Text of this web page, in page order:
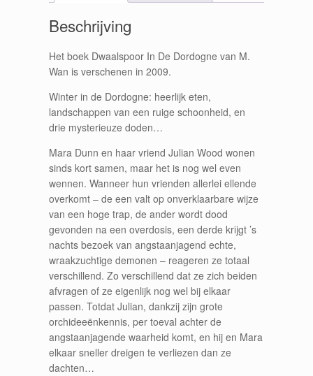
Beschrijving
Het boek Dwaalspoor In De Dordogne van M.
Wan is verschenen in 2009.
Winter in de Dordogne: heerlijk eten,
landschappen van een ruige schoonheid, en
drie mysterieuze doden…
Mara Dunn en haar vriend Julian Wood wonen
sinds kort samen, maar het is nog wel even
wennen. Wanneer hun vrienden allerlei ellende
overkomt – de een valt op onverklaarbare wijze
van een hoge trap, de ander wordt dood
gevonden na een overdosis, een derde krijgt ’s
nachts bezoek van angstaanjagend echte,
wraakzuchtige demonen – reageren ze totaal
verschillend. Zo verschillend dat ze zich beiden
afvragen of ze eigenlijk nog wel bij elkaar
passen. Totdat Julian, dankzij zijn grote
orchideeënkennis, per toeval achter de
angstaanjagende waarheid komt, en hij en Mara
elkaar sneller dreigen te verliezen dan ze
dachten…